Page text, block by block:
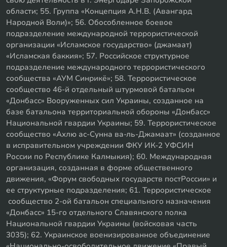
области; 55. Группа «Концепция А.Н.В. (Авангард
Народной Воли)»; 56. Обособленное боевое
подразделение международной террористической
организации «Исламское государство» (джамаат)
«Исламская баккия»; 57. Российское структурное
подразделение международного террористического
сообщества «АУМ Синрикё»; 58. Террористическое
сообщество 46-й отдельный штурмовой батальон
«Донбасс» Вооруженных сил Украины, созданное на
базе батальона территориальной обороны «Донбасс»
Национальной гвардии Украины; 59. Террористическое
сообщество «Ахлю ас-Сунна ва-ль-Джамаат» (созданное
в исправительном учреждении ФКУ ИК-2 УФСИН
России по Республике Калмыкия); 60. Международная
организация, созданная в форме общественного
движения, «Форум свободных государств постРоссии» и
ее структурные подразделения; 61. Террористическое
сообщество 2-ой батальон специального назначения
«Донбасс» 15-го отдельного Славянского полка
Национальной гвардии Украины (войсковая часть
3035); 62. Украинское военизированное объединение